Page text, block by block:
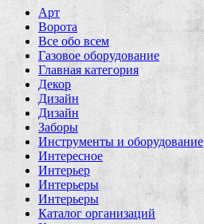
Арт
Ворота
Все обо всем
Газовое оборудование
Главная категория
Декор
Дизайн
Дизайн
Заборы
Инструменты и оборудование
Интересное
Интерьер
Интерьеры
Интерьеры
Каталог организаций